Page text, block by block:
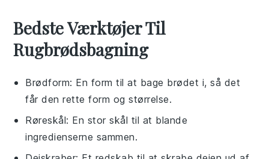
Bedste Værktøjer Til
Rugbrødsbagning
Brødform: En form til at bage brødet i, så det
får den rette form og størrelse.
Røreskål: En stor skål til at blande
ingredienserne sammen.